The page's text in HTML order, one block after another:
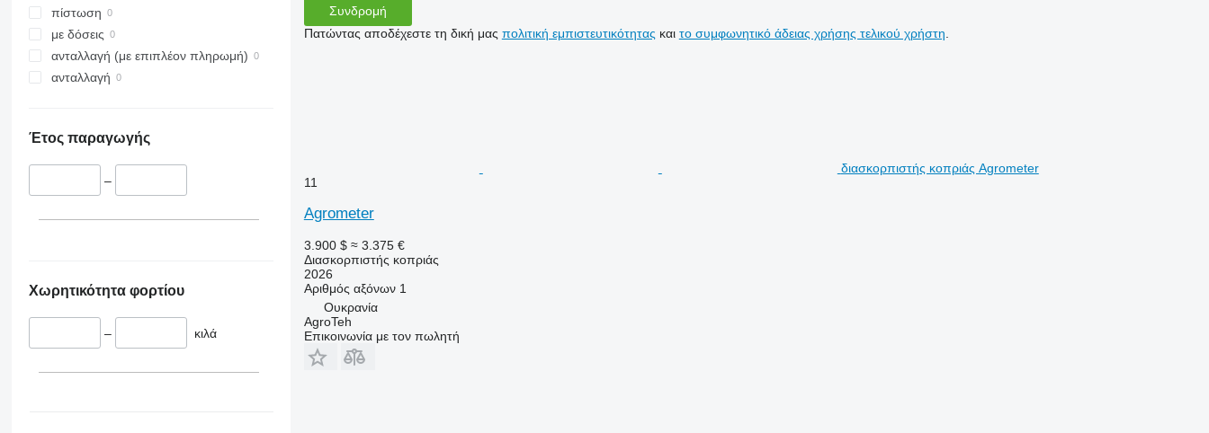
πίστωση
με δόσεις
ανταλλαγή (με επιπλέον πληρωμή)
ανταλλαγή
Έτος παραγωγής
–
Χωρητικότητα φορτίου
– κιλά
Συνδρομή
Πατώντας αποδέχεστε τη δική μας πολιτική εμπιστευτικότητας και το συμφωνητικό άδειας χρήσης τελικού χρήστη
διασκορπιστής κοπριάς Agrometer
11
Agrometer
3.900 $ ≈ 3.375 €
Διασκορπιστής κοπριάς
2026
Αριθμός αξόνων 1
Ουκρανία
AgroTeh
Επικοινωνία με τον πωλητή